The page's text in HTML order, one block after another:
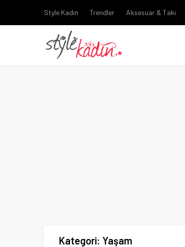
Style Kadın Trendler Aksesuar & Takı
Kategori: Yaşam